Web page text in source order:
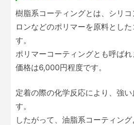
樹脂系コーティングとは、シリ
ロンなどのポリマーを原料とし
す。
ポリマーコーティングとも呼ばれ
価格は6,000円程度です。
定着の際の化学反応により、強い
す。
したがって、油脂系コーティン